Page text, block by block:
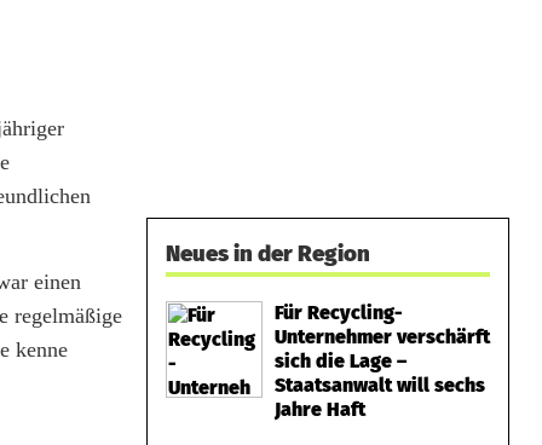
einen
regelmäßige
kenne
Neues in der Region
Für Recycling-
Unternehmer verschärft
sich die Lage –
Staatsanwalt will sechs
Jahre Haft